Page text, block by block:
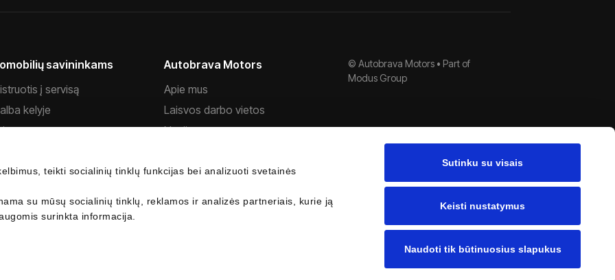
teikti socialinių tinklų funkcijas bei analizuoti svetainės
su mūsų socialinių tinklų, reklamos ir analizės partneriais, kurie ją
surinkta informacija.
Sutinku su visais
Keisti nustatymus
Naudoti tik būtinuosius slapukus
savininkams
į servisą
kelyje
sąlygos
pranešimas dėl duomenų
Autobrava Motors
Apie mus
Laisvos darbo vietos
Naujienos
Slapukų politika
© Autobrava Motors • Part of
Modus Group